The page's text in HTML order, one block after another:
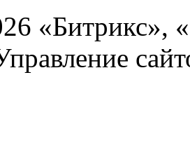
«Битрикс»,